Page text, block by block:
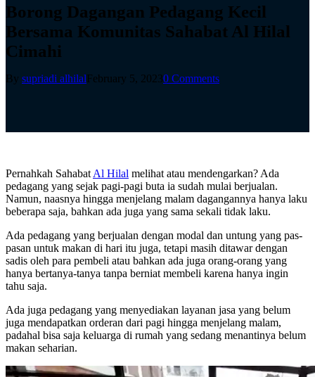
Borong Dagangan Pedagang Kecil
Bersama Komunitas Sahabat Al Hilal
Cimahi
By supriadi alhilalFebruary 5, 20230 Comments
Pernahkah Sahabat Al Hilal melihat atau mendengarkan? Ada
pedagang yang sejak pagi-pagi buta ia sudah mulai berjualan.
Namun, naasnya hingga menjelang malam dagangannya hanya laku
beberapa saja, bahkan ada juga yang sama sekali tidak laku.
Ada pedagang yang berjualan dengan modal dan untung yang pas-
pasan untuk makan di hari itu juga, tetapi masih ditawar dengan
sadis oleh para pembeli atau bahkan ada juga orang-orang yang
hanya bertanya-tanya tanpa berniat membeli karena hanya ingin
tahu saja.
Ada juga pedagang yang menyediakan layanan jasa yang belum
juga mendapatkan orderan dari pagi hingga menjelang malam,
padahal bisa saja keluarga di rumah yang sedang menantinya belum
makan seharian.